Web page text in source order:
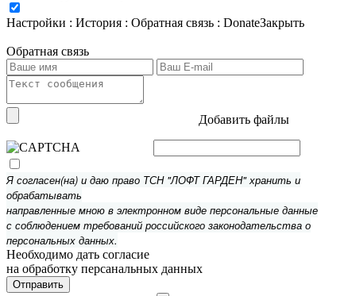
Настройки : История : Обратная связь : DonateЗакрыть
Обратная связь
Добавить файлы
Я согласен(на) и даю право ТСН "ЛОФТ ГАРДЕН" хранить и
обрабатывать
направленные мною в электронном виде персональные данные
с соблюдением требований российского законодательства о
персональных данных.
Необходимо дать согласие
на обработку персанальных данных
Отправить